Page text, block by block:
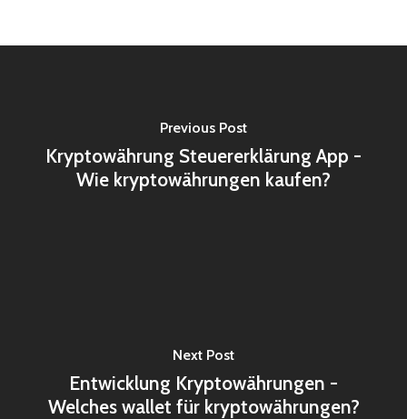
Previous Post
Kryptowährung Steuererklärung App -
Wie kryptowährungen kaufen?
Next Post
Entwicklung Kryptowährungen -
Welches wallet für kryptowährungen?